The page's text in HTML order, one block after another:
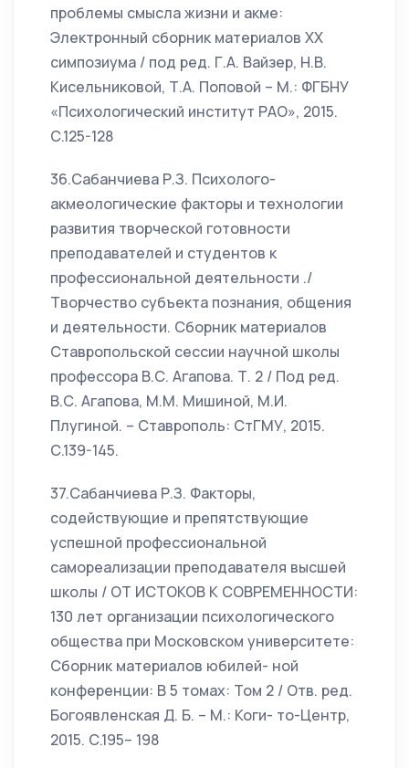
проблемы смысла жизни и акме:
Электронный сборник материалов XX
симпозиума / под ред. Г.А. Вайзер, Н.В.
Кисельниковой, Т.А. Поповой – М.: ФГБНУ
«Психологический институт РАО», 2015.
С.125-128
36.Сабанчиева Р.З. Психолого-
акмеологические факторы и технологии
развития творческой готовности
преподавателей и студентов к
профессиональной деятельности ./
Творчество субъекта познания, общения
и деятельности. Сборник материалов
Ставропольской сессии научной школы
профессора В.С. Агапова. Т. 2 / Под ред.
В.С. Агапова, М.М. Мишиной, М.И.
Плугиной. – Ставрополь: СтГМУ, 2015.
С.139-145.
37.Сабанчиева Р.З. Факторы,
содействующие и препятствующие
успешной профессиональной
самореализации преподавателя высшей
школы / ОТ ИСТОКОВ К СОВРЕМЕННОСТИ:
130 лет организации психологического
общества при Московском университете:
Сборник материалов юбилей- ной
конференции: В 5 томах: Том 2 / Отв. ред.
Богоявленская Д. Б. – М.: Коги- то-Центр,
2015. С.195– 198